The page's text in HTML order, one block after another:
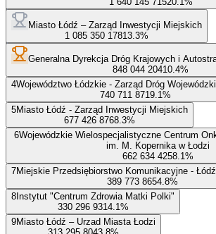
Miasto Łódź – Zarząd Inwestycji Miejskich
1 085 350 17813.3%
Generalna Dyrekcja Dróg Krajowych i
848 044 20410.4%
4Województwo Łódzkie - Zarząd Dróg
740 711 871 9.1 %
5Miasto Łódź - Zarząd Inwestycji Miejskich
677 426 8768.3%
6Wojewódzkie Wielospecjalistyczne Centrum
im. M. Kopernika w Łodzi
662 634 4258.1 %
7Miejskie Przedsiębiorstwo Komunikacyjne - Łódź
389 773 8654.8%
8 Instytut "Centrum Zdrowia Matki Polki"
330 296 931 4.1 %
9Miasto Łódź – Urzad Miasta Łodzi